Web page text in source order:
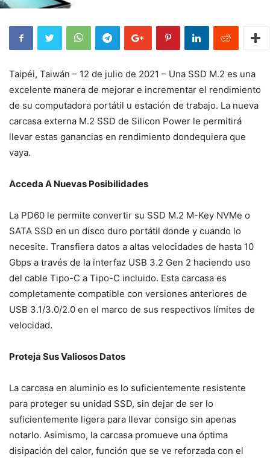
Taipéi, Taiwán – 12 de julio de 2021 – Una SSD M.2 es una
excelente manera de mejorar e incrementar el rendimiento
de su computadora portátil u estación de trabajo. La nueva
carcasa externa M.2 SSD de Silicon Power le permitirá
llevar estas ganancias en rendimiento dondequiera que
vaya.
Acceda A Nuevas Posibilidades
La PD60 le permite convertir su SSD M.2 M-Key NVMe o
SATA SSD en un disco duro portátil donde y cuando lo
necesite. Transfiera datos a altas velocidades de hasta 10
Gbps a través de la interfaz USB 3.2 Gen 2 haciendo uso
del cable Tipo-C a Tipo-C incluido. Esta carcasa es
completamente compatible con versiones anteriores de
USB 3.1/3.0/2.0 en el marco de sus respectivos límites de
velocidad.
Proteja Sus Valiosos Datos
La carcasa en aluminio es lo suficientemente resistente
para proteger su unidad SSD, sin dejar de ser lo
suficientemente ligera para llevar consigo sin apenas
notarlo. Asimismo, la carcasa promueve una óptima
disipación del calor, función que se ve reforzada con el